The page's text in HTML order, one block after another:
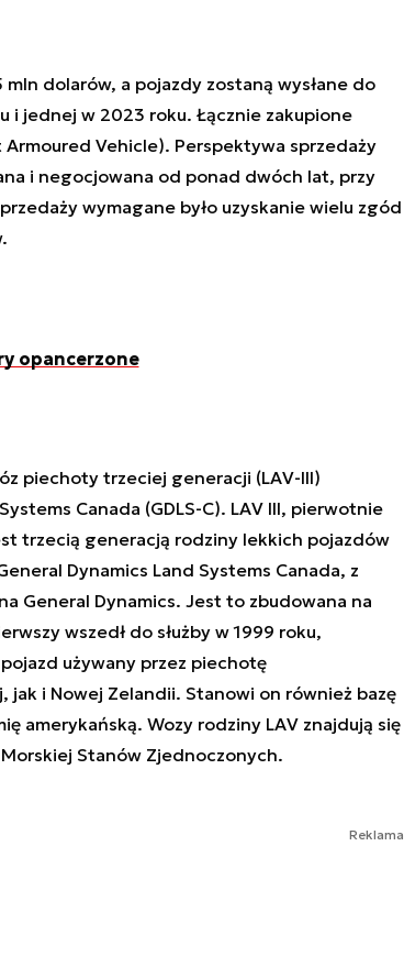
dolarów, a pojazdy zostaną wysłane do
i jednej w 2023 roku. Łącznie zakupione
Armoured Vehicle). Perspektywa sprzedaży
i negocjowana od ponad dwóch lat, przy
wymagane było uzyskanie wielu zgód
opancerzone
piechoty trzeciej generacji (LAV-III)
Canada (GDLS-C). LAV III, pierwotnie
trzecią generacją rodziny lekkich pojazdów
Dynamics Land Systems Canada, z
General Dynamics. Jest to zbudowana na
wszedł do służby w 1999 roku,
używany przez piechotę
i Nowej Zelandii. Stanowi on również bazę
amerykańską. Wozy rodziny LAV znajdują się
Stanów Zjednoczonych.
Reklama